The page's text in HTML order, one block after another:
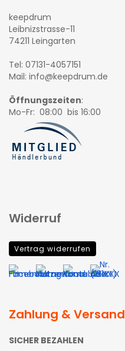
keepdrum
Leibnizstrasse-11
74211 Leingarten
Tel: 07131-4057151
Mail: info@keepdrum.de
Öffnungszeiten:
Mo-Fr: 08:00 bis 16:00
Widerruf
Vertrag widerrufen
Zahlung & Versand
SICHER BEZAHLEN